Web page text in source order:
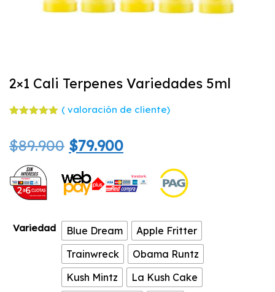
2×1 Cali Terpenes Variedades 5ml
de 5 en
base a
de un
cliente
( valoración de cliente)
$89.900 El
precio
original
$89.900.
$79.900El
precio
actual
$79.900.
Variedad Blue Dream
Apple Fritter
Trainwreck
Obama Runtz
Kush Mintz
La Kush Cake